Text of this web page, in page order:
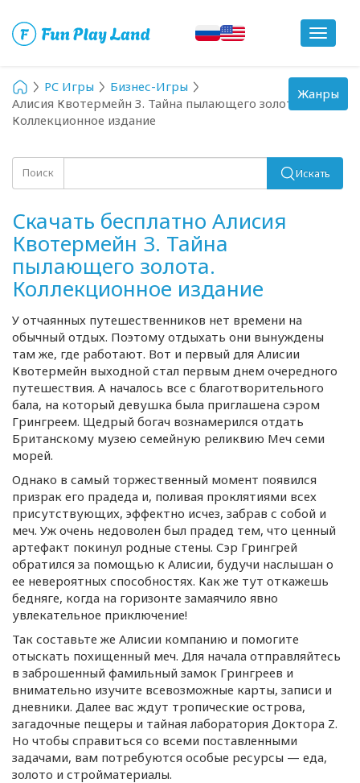
Toggle
PC Игры
Бизнес-Игры
Алисия Квотермейн 3. Тайна пылающего золота.
Коллекционное издание
Поиск Искать
Скачать бесплатно Алисия
Квотермейн 3. Тайна
пылающего золота.
Коллекционное издание
У отчаянных путешественников нет времени на
обычный отдых. Поэтому отдыхать они вынуждены
там же, где работают. Вот и первый для Алисии
Квотермейн выходной стал первым днем очередного
путешествия. А началось все с благотворительного
бала, на который девушка была приглашена сэром
Грингреем. Щедрый богач вознамерился отдать
Британскому музею семейную реликвию Меч семи
морей.
Однако в самый торжественный момент появился
призрак его прадеда и, поливая проклятиями всех
присутствующих, эффектно исчез, забрав с собой и
меч. Уж очень недоволен был прадед тем, что ценный
артефакт покинул родные стены. Сэр Грингрей
обратился за помощью к Алисии, будучи наслышан о
ее невероятных способностях. Как же тут откажешь
бедняге, когда на горизонте замаячило явно
увлекательное приключение!
Так составьте же Алисии компанию и помогите
отыскать похищенный меч. Для начала отправляйтесь
в заброшенный фамильный замок Грингреев и
внимательно изучите всевозможные карты, записи и
дневники. Далее вас ждут тропические острова,
загадочные пещеры и тайная лаборатория Доктора Z.
Но чтобы справиться со всеми поставленными
задачами, вам потребуются особые ресурсы — еда,
золото и стройматериалы.
Toggle
navigation
Жанры